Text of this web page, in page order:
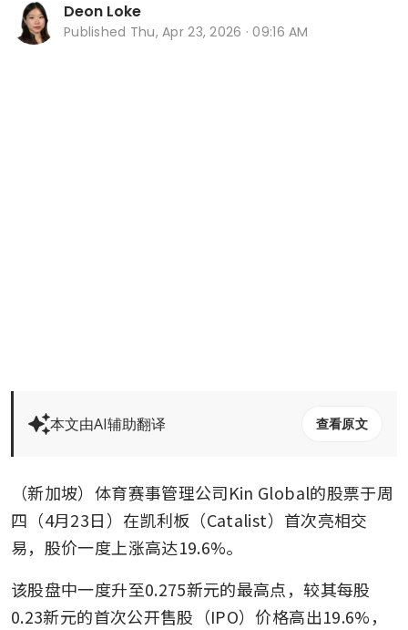
Deon Loke
Published Thu, Apr 23, 2026 · 09:16 AM
本文由AI辅助翻译 查看原文
（新加坡）体育赛事管理公司Kin Global的股票于周
四（4月23日）在凯利板（Catalist）首次亮相交
易，股价一度上涨高达19.6%。
该股盘中一度升至0.275新元的最高点，较其每股
0.23新元的首次公开售股（IPO）价格高出19.6%，